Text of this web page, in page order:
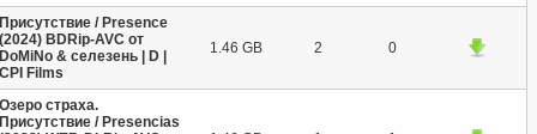
Присутствие / Presence
(2024) BDRip-AVC от
DoMiNo & селезень | D |
CPI Films
1.46 GB 2 0
Озеро страха.
Присутствие / Presencias